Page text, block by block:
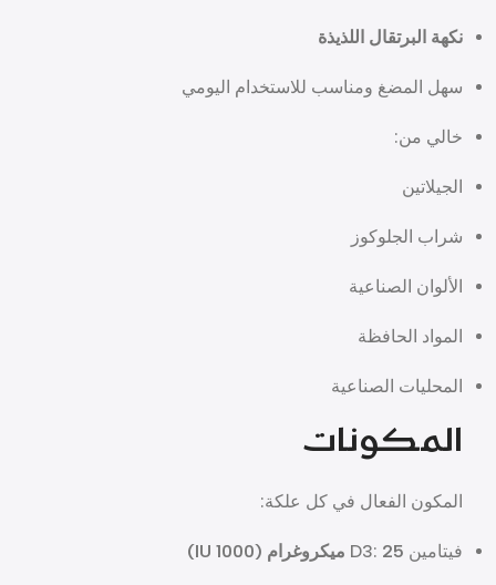
نكهة البرتقال اللذيذة
سهل المضغ ومناسب للاستخدام اليومي
خالي من:
الجيلاتين
شراب الجلوكوز
الألوان الصناعية
المواد الحافظة
المحليات الصناعية
المكونات
المكون الفعال في كل علكة:
فيتامين D3: 25 ميكروغرام (1000 IU)